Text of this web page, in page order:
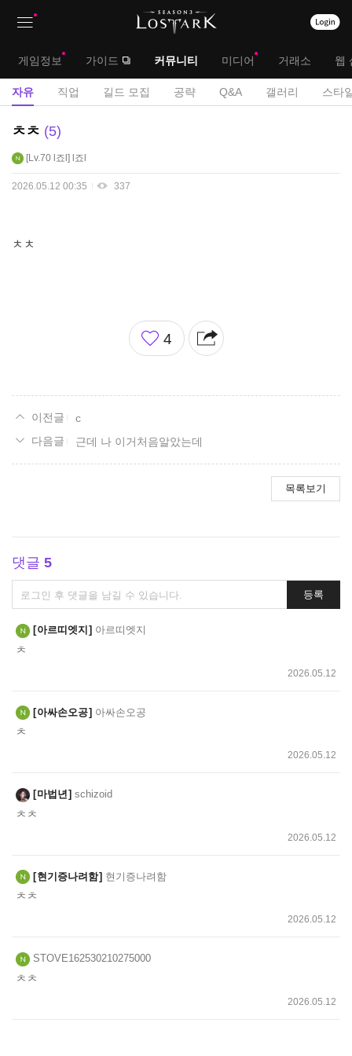
대
메
게임정보 가이드 커뮤니티 미디어 거래소 웹
서
자유 직업 길드 모집 공략 Q&A 갤러리 스타
자
게
ㅊㅊ 5
Lv.70 l죠l l죠l
2026.05.12 00:35 337
ㅊㅊ
좋
아
4
c
근데 나 이거처음알았는데
목록보기
댓글 5
댓
글
쓰
기
등록
아르띠엣지 아르띠엣지
ㅊ
2026.05.12
아싸손오공 아싸손오공
ㅊ
2026.05.12
마법년 schizoid
ㅊㅊ
2026.05.12
현기증나려함 현기증나려함
ㅊㅊ
2026.05.12
STOVE162530210275000
ㅊㅊ
2026.05.12